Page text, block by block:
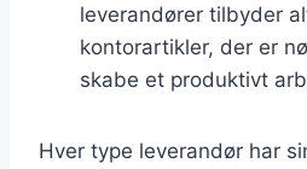
leverandører tilbyder
kontorartikler, der er
skabe et produktivt
Hver type leverandør har